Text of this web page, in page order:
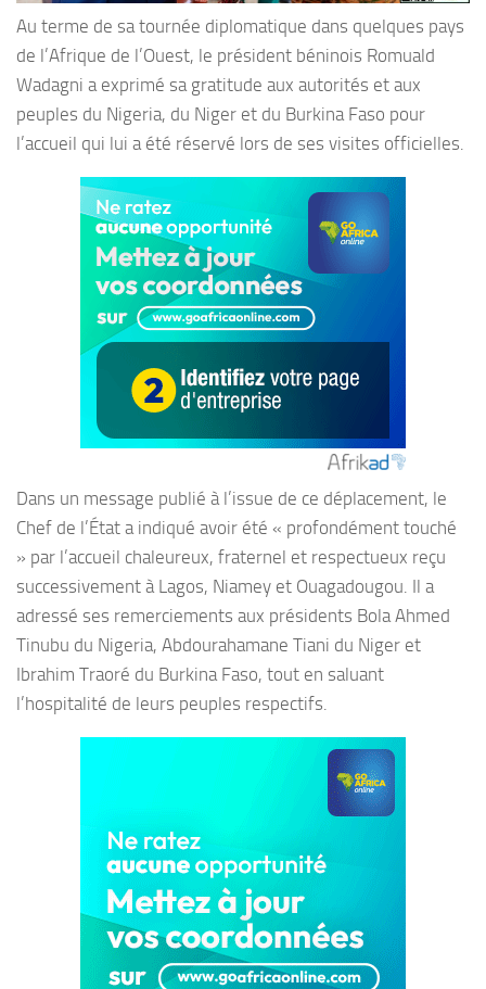
Au terme de sa tournée diplomatique dans quelques pays
de l’Afrique de l’Ouest, le président béninois Romuald
Wadagni a exprimé sa gratitude aux autorités et aux
peuples du Nigeria, du Niger et du Burkina Faso pour
l’accueil qui lui a été réservé lors de ses visites officielles.
Dans un message publié à l’issue de ce déplacement, le
Chef de l’État a indiqué avoir été « profondément touché
» par l’accueil chaleureux, fraternel et respectueux reçu
successivement à Lagos, Niamey et Ouagadougou. Il a
adressé ses remerciements aux présidents Bola Ahmed
Tinubu du Nigeria, Abdourahamane Tiani du Niger et
Ibrahim Traoré du Burkina Faso, tout en saluant
l’hospitalité de leurs peuples respectifs.